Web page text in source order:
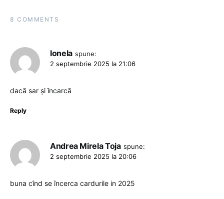
8 COMMENTS
Ionela spune:
2 septembrie 2025 la 21:06
dacă sar și încarcă
Reply
Andrea Mirela Toja spune:
2 septembrie 2025 la 20:06
buna cînd se încerca cardurile in 2025